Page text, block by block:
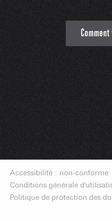
Comment
Accessibilité : non-conforme
Conditions générale
Politique de protection des